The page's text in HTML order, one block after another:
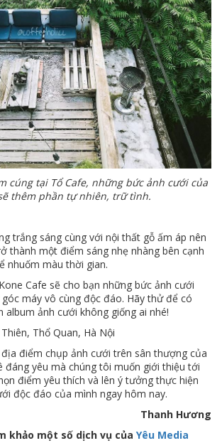
cúng tại Tổ Cafe, những bức ảnh cưới của
thêm phần tự nhiên, trữ tình.
trắng sáng cùng với nội thất gỗ ấm áp nên
thành một điểm sáng nhẹ nhàng bên cạnh
nhuốm màu thời gian.
Cafe sẽ cho bạn những bức ảnh cưới
máy vô cùng độc đáo. Hãy thử để có
album ảnh cưới không giống ai nhé!
Thổ Quan, Hà Nội
điểm chụp ảnh cưới trên sân thượng của
đáng yêu mà chúng tôi muốn giới thiệu tới
điểm yêu thích và lên ý tưởng thực hiện
độc đáo của mình ngay hôm nay.
Thanh Hương
khảo một số dịch vụ của Yêu Media